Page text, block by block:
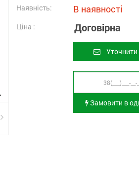
Наявність: В наявності
Ціна : Договірна
Уточнити
Замовити в